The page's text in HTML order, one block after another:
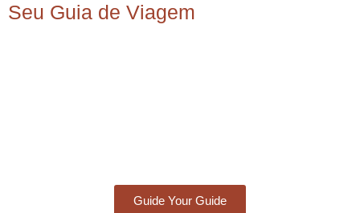
Seu Guia de Viagem
Guide Your Guide